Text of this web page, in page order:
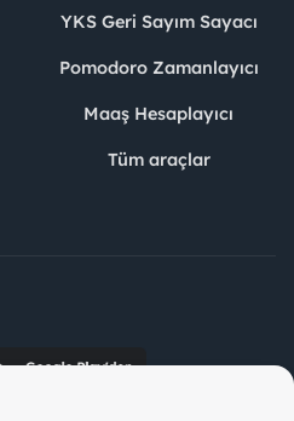
YKS Geri Sayım Sayacı
Pomodoro Zamanlayıcı
Maaş Hesaplayıcı
Tüm araçlar